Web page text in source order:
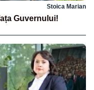
Stoica Marian
Guvernului!